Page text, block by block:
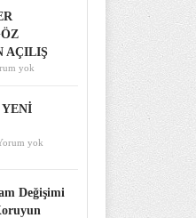
AÇILIŞ
yok
YENİ
yok
Değişimi